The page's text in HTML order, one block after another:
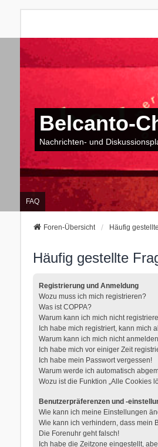
Belcanto-
Nachrichten- und
FAQ
Foren-Übersicht Häufig
Häufig gestellte
Registrierung und Anmeldung
Wozu muss ich mich registrieren?
Was ist COPPA?
Warum kann ich mich nicht
Ich habe mich registriert, kann mich
Warum kann ich mich nicht
Ich habe mich vor einiger Zeit
Ich habe mein Passwort vergessen!
Warum werde ich automatisch
Wozu ist die Funktion „Alle Cookies
Benutzerpräferenzen und -
Wie kann ich meine Einstellungen
Wie kann ich verhindern, dass mein
Die Forenuhr geht falsch!
Ich habe die Zeitzone eingestellt,